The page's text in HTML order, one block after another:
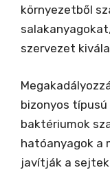
környezetből
szervezet
bizonyos
baktériumok
hatóanyagok a
javítják a